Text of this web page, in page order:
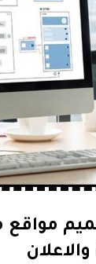
مواقع